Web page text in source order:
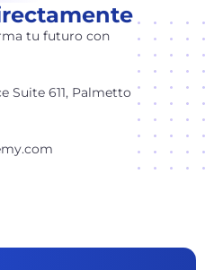
tu futuro con
Suite 611, Palmetto